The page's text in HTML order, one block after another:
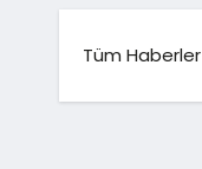
Tüm Haberler